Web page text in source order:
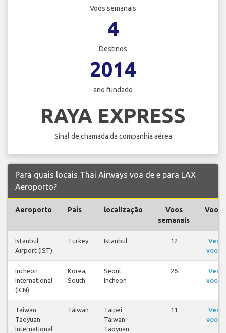
Voos semanais
4
Destinos
2014
ano fundado
RAYA EXPRESS
Sinal de chamada da companhia aérea
Para quais locais Thai Airways voa de e para LAX
Aeroporto?
Aeroporto País localização
Voos
semanais
Voos
Istanbul
Airport (IST)
Turkey Istanbul 12
Ver
voos
Incheon
International
(ICN)
Korea,
South
Seoul
Incheon
26
Ver
voos
Taiwan
Taoyuan
International
Taiwan
Taipei
Taiwan
Taoyuan
11
Ver
voos